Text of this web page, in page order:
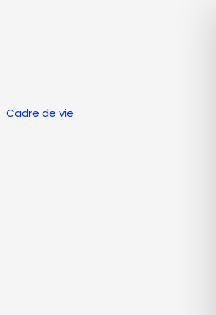
Cadre de vie